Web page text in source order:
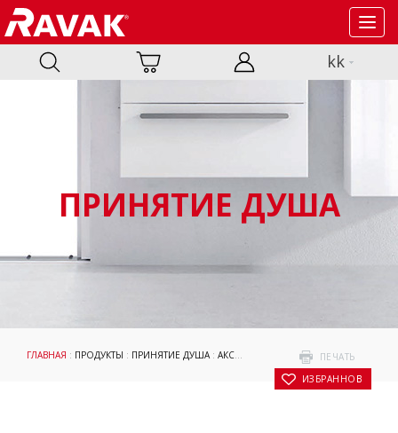
kk
ПРИНЯТИЕ ДУША
ПЕЧАТЬ
В ИЗБРАННОЕ
ГЛАВНАЯ : ПРОДУКТЫ : ПРИНЯТИЕ ДУША: АКСЕССУАРЫ ПРОФИЛИ :